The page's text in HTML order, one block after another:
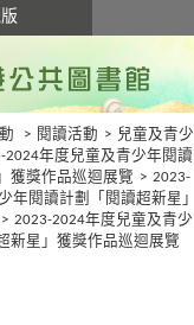
> 閱讀活動 > 兒童及青少
2024年度兒童及青少年閱讀
獲獎作品巡迴展覽 > 2023-
年閱讀計劃「閱讀超新星」
> 2023-2024年度兒童及青少
新星」獲獎作品巡迴展覽